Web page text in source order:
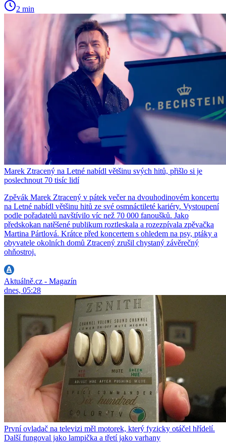
2 min
Marek Ztracený na Letné nabídl většinu svých hitů, přišlo si je
poslechnout 70 tisíc lidí
Zpěvák Marek Ztracený v pátek večer na dvouhodinovém koncertu
na Letné nabídl většinu hitů ze své osmnáctileté kariéry. Vystoupení
podle pořadatelů navštívilo víc než 70 000 fanoušků. Jako
předskokan natěšené publikum roztleskala a rozezpívala zpěvačka
Martina Pártlová. Krátce před koncertem s ohledem na psy, ptáky a
obyvatele okolních domů Ztracený zrušil chystaný závěrečný
ohňostroj.
Aktuálně.cz - Magazín
dnes, 05:28
První ovladač na televizi měl motorek, který fyzicky otáčel hřídelí.
Další fungoval jako lampička a třetí jako varhany